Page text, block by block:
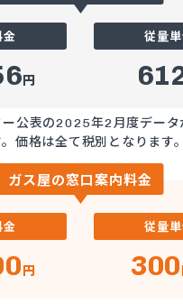
金
円
従量
公表の2025年2月度データ
価格は全て税別となります。
ガス屋の窓口案内料金
金
円
従量
300